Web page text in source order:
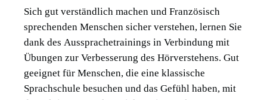
Sich gut verständlich machen und Französisch
sprechenden Menschen sicher verstehen, lernen Sie
dank des Aussprachetrainings in Verbindung mit
Übungen zur Verbesserung des Hörverstehens. Gut
geeignet für Menschen, die eine klassische
Sprachschule besuchen und das Gefühl haben, mit